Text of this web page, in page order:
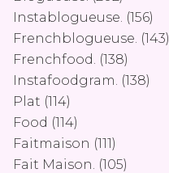
Instablogueuse. (156)
Frenchblogueuse. (143)
Frenchfood. (138)
Instafoodgram. (138)
Plat (114)
Food (114)
Faitmaison (111)
Fait Maison. (105)